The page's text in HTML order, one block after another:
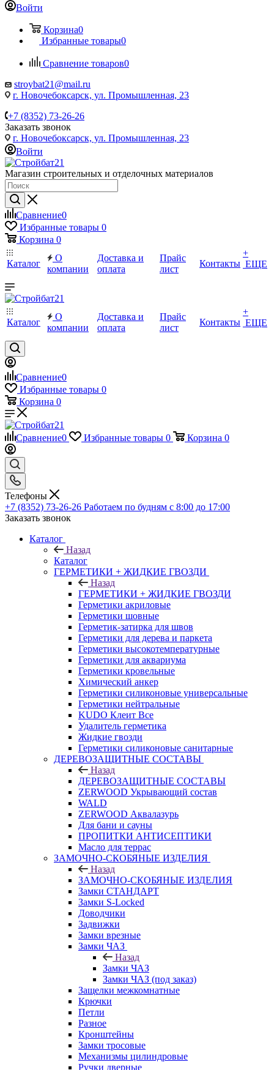
Войти
Корзина0
Избранные товары0
Сравнение товаров0
stroybat21@mail.ru
г. Новочебоксарск, ул. Промышленная, 23
+7 (8352) 73-26-26
Заказать звонок
г. Новочебоксарск, ул. Промышленная, 23
Войти
Магазин строительных и отделочных материалов
Сравнение0
Избранные товары 0
Корзина 0
Каталог
О
компании
Доставка и
оплата
Прайс
лист
Контакты
+
ЕЩЕ
Каталог
О
компании
Доставка и
оплата
Прайс
лист
Контакты
+
ЕЩЕ
Сравнение0
Избранные товары 0
Корзина 0
Сравнение0 Избранные товары 0 Корзина 0
Телефоны
+7 (8352) 73-26-26 Работаем по будням с 8:00 до 17:00
Заказать звонок
Каталог
Назад
Каталог
ГЕРМЕТИКИ + ЖИДКИЕ ГВОЗДИ
Назад
ГЕРМЕТИКИ + ЖИДКИЕ ГВОЗДИ
Герметики акриловые
Герметики шовные
Герметик-затирка для швов
Герметики для дерева и паркета
Герметики высокотемпературные
Герметики для аквариума
Герметики кровельные
Химический анкер
Герметики силиконовые универсальные
Герметики нейтральные
KUDO Клеит Все
Удалитель герметика
Жидкие гвозди
Герметики силиконовые санитарные
ДЕРЕВОЗАЩИТНЫЕ СОСТАВЫ
Назад
ДЕРЕВОЗАЩИТНЫЕ СОСТАВЫ
ZERWOOD Укрывающий состав
WALD
ZERWOOD Аквалазурь
Для бани и сауны
ПРОПИТКИ АНТИСЕПТИКИ
Масло для террас
ЗАМОЧНО-СКОБЯНЫЕ ИЗДЕЛИЯ
Назад
ЗАМОЧНО-СКОБЯНЫЕ ИЗДЕЛИЯ
Замки СТАНДАРТ
Замки S-Locked
Доводчики
Задвижки
Замки врезные
Замки ЧАЗ
Назад
Замки ЧАЗ
Замки ЧАЗ (под заказ)
Защелки межкомнатные
Крючки
Петли
Разное
Кронштейны
Замки тросовые
Механизмы цилиндровые
Ручки дверные